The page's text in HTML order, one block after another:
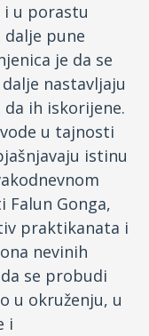
i u porastu
pune
je da se
nastavljaju
ih iskorijene.
u tajnosti
istinu
Falun Gonga,
praktikanata i
nevinih
se probudi
u okruženju, u
i